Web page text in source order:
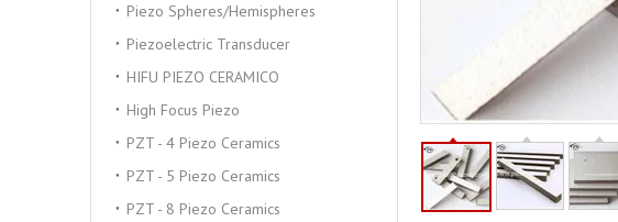
Piezo Spheres/Hemispheres
Piezoelectric Transducer
HIFU PIEZO CERAMICO
High Focus Piezo
PZT - 4 Piezo Ceramics
PZT - 5 Piezo Ceramics
PZT - 8 Piezo Ceramics